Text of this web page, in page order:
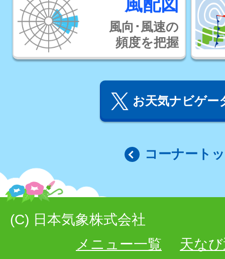
風配図
風向･風速の
頻度を把握
お天気ナビゲー
コーナート
(C) 日本気象株式会社
メニュー一覧
天な